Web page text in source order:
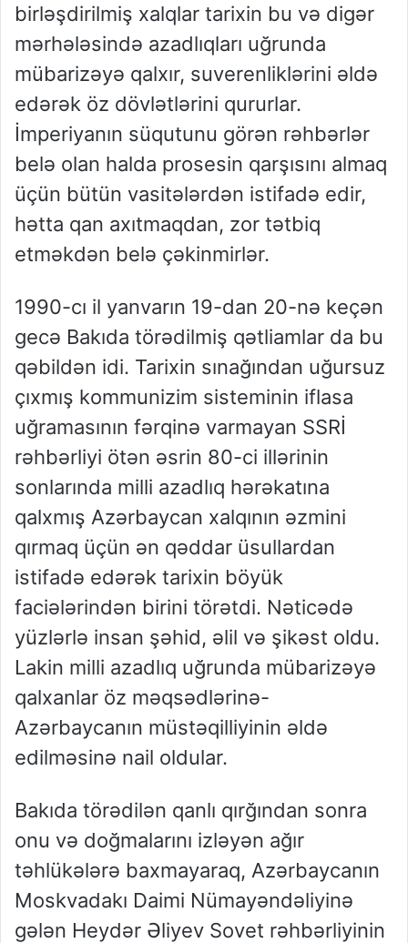
birləşdirilmiş xalqlar tarixin bu və digər
mərhələsində azadlıqları uğrunda
mübarizəyə qalxır, suverenliklərini əldə
edərək öz dövlətlərini qururlar.
İmperiyanın süqutunu görən rəhbərlər
belə olan halda prosesin qarşısını almaq
üçün bütün vasitələrdən istifadə edir,
hətta qan axıtmaqdan, zor tətbiq
etməkdən belə çəkinmirlər.
1990-cı il yanvarın 19-dan 20-nə keçən
gecə Bakıda törədilmiş qətliamlar da bu
qəbildən idi. Tarixin sınağından uğursuz
çıxmış kommunizim sisteminin iflasa
uğramasının fərqinə varmayan SSRİ
rəhbərliyi ötən əsrin 80-ci illərinin
sonlarında milli azadlıq hərəkatına
qalxmış Azərbaycan xalqının əzmini
qırmaq üçün ən qəddar üsullardan
istifadə edərək tarixin böyük
faciələrindən birini törətdi. Nəticədə
yüzlərlə insan şəhid, əlil və şikəst oldu.
Lakin milli azadlıq uğrunda mübarizəyə
qalxanlar öz məqsədlərinə-
Azərbaycanın müstəqilliyinin əldə
edilməsinə nail oldular.
Bakıda törədilən qanlı qırğından sonra
onu və doğmalarını izləyən ağır
təhlükələrə baxmayaraq, Azərbaycanın
Moskvadakı Daimi Nümayəndəliyinə
gələn Heydər Əliyev Sovet rəhbərliyinin